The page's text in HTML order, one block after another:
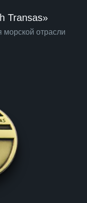
Transas»
морской отрасли